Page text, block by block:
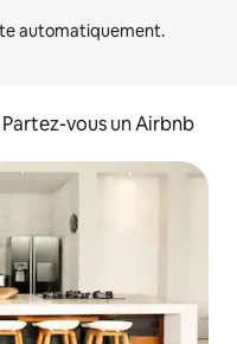
Partez-vous un Airbnb